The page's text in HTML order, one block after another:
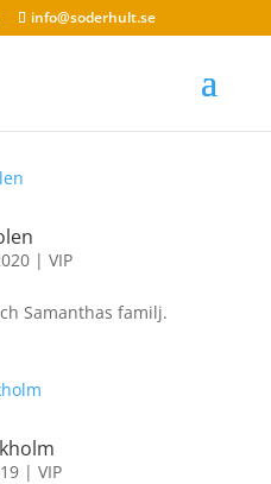
info@soderhult.se
| VIP
Samanthas familj.
| VIP